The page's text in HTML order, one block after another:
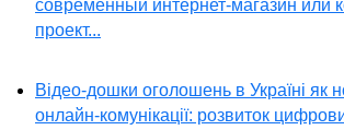
современный интернет-магазин или
проект...
Відео-дошки оголошень в Україні як
онлайн-комунікації: розвиток